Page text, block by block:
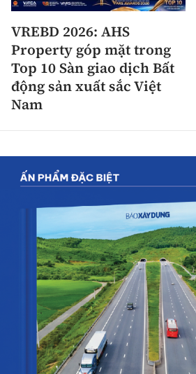
VREBD 2026: AHS
Property góp mặt trong
Top 10 Sàn giao dịch Bất
động sản xuất sắc Việt
Nam